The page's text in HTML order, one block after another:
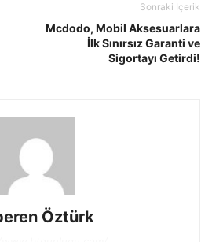
Sonraki İçerik
Mcdodo, Mobil Aksesuarlara
İlk Sınırsız Garanti ve
Sigortayı Getirdi!
Öztürk